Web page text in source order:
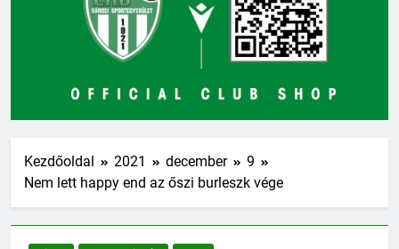
Kezdőoldal 2021 december
9
Nem lett happy end az őszi burleszk vége